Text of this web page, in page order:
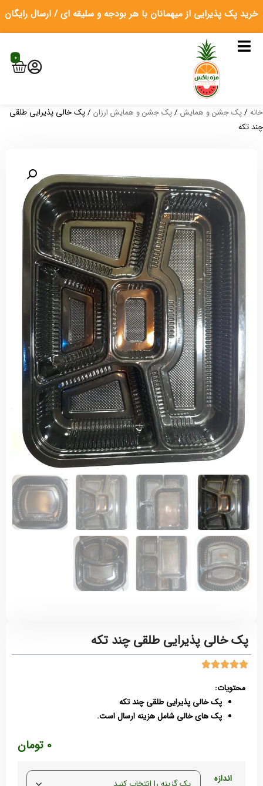
خرید پک پذیرایی از میهمانان با هر بودجه و سلیقه ای / ارسال رایگان
0
خانه /پک جشن و همایش /پک جشن و همایش ارزان / پک خالی پذیرایی طلقی
چند تکه
پک خالی پذیرایی طلقی چند تکه
محتویات:
پک خالی پذیرایی طلقی چند تکه
پک های خالی شامل هزینه ارسال است.
0 تومان
اندازه